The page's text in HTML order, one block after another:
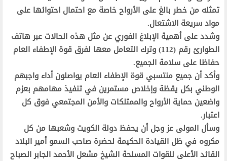
تمثله من خطر بالغ على الأرواح خاصة مع احتمال احتوائها على
مواد سريعة الاشتعال.
وشدد على أهمية الإبلاغ الفوري عن مثل هذه الحالات عبر هاتف
الطوارئ رقم (112) وترك التعامل معها لفرق قوة الإطفاء العام
حفاظا على سلامة الجميع.
وأكد أن جميع منتسبي قوة الإطفاء العام يواصلون أداء واجبهم
الوطني بكل يقظة وإخلاص مستمرين في تنفيذ مهامهم بعزم
واضعين حماية الأرواح والممتلكات والأمن المجتمعي فوق كل
اعتبار.
وسأل المولى عز وجل أن يحفظ دولة الكويت وشعبها من كل
مكروه في ظل القيادة الحكيمة لحضرة صاحب السمو أمير البلاد
القائد الأعلى للقوات المسلحة الشيخ مشعل الأحمد الجابر الصباح